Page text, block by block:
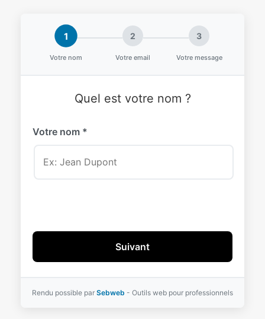
1
Votre nom
2
Votre email
3
Votre message
Quel est votre nom ?
Votre nom *
Suivant
Rendu possible par Sebweb - Outils web pour professionnels